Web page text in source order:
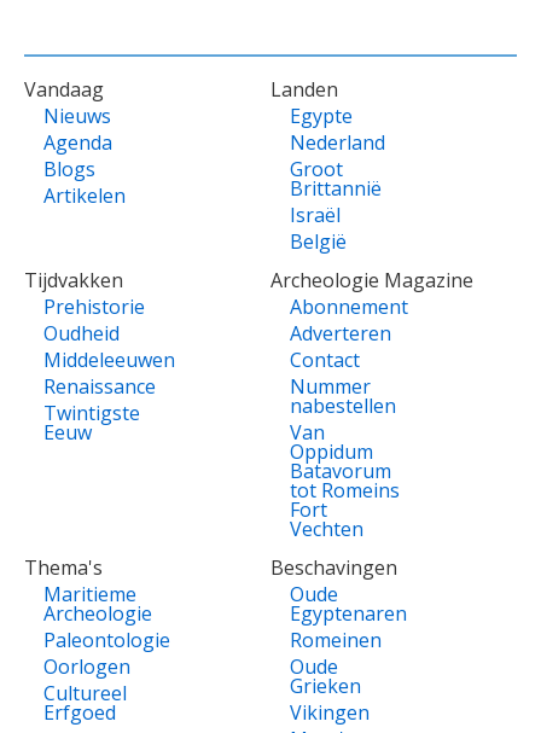
VOET
Vandaag
Nieuws
Agenda
Blogs
Artikelen
Landen
Egypte
Nederland
Groot
Brittannië
Israël
België
Tijdvakken
Prehistorie
Oudheid
Middeleeuwen
Renaissance
Twintigste
Eeuw
Archeologie Magazine
Abonnement
Adverteren
Contact
Nummer
nabestellen
Van
Oppidum
Batavorum
tot Romeins
Fort
Vechten
Thema's
Maritieme
Archeologie
Paleontologie
Oorlogen
Cultureel
Erfgoed
Beschavingen
Oude
Egyptenaren
Romeinen
Oude
Grieken
Vikingen